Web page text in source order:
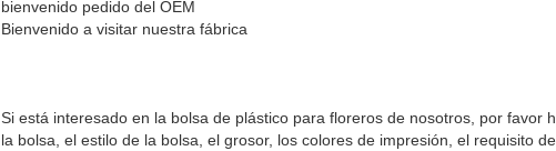
bienvenido pedido del OEM
Bienvenido a visitar nuestra fábrica
Si está interesado en la bolsa de plástico para floreros de nosotros, por favor
la bolsa, el estilo de la bolsa, el grosor, los colores de impresión, el requisito